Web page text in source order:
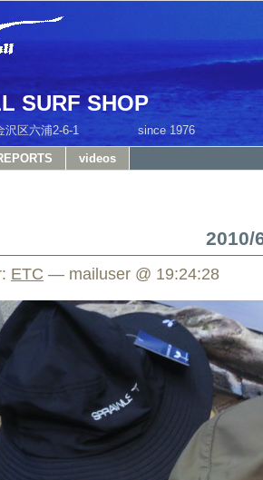
SURF SHOP
市金沢区六浦2-6-1 since
videos
2010/
ETC — mailuser @ 19:24:28